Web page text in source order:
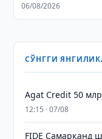
06/08/2026
СЎНГГИ
Agat Credit 50
12:15 · 07/08
FIDE Самарқанд